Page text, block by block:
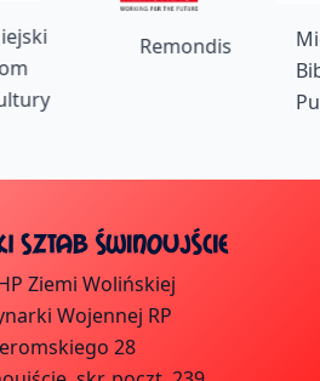
Remondis
Ziemi Wolińskiej
Wojennej RP
28